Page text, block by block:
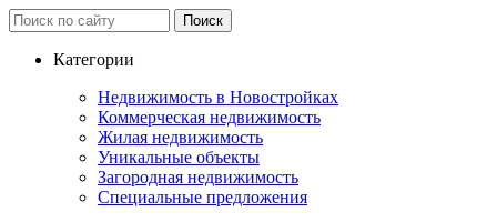
Категории
Недвижимость в Новостройках
Коммерческая недвижимость
Жилая недвижимость
Уникальные объекты
Загородная недвижимость
Специальные предложения